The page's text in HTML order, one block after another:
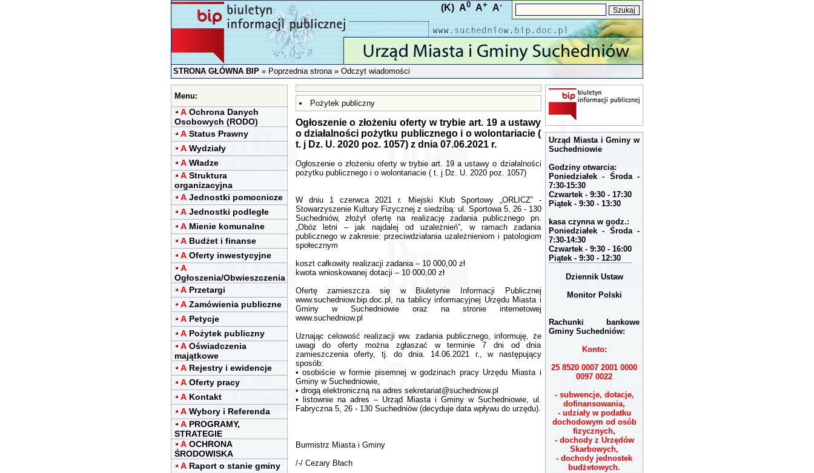
(K) A0 A+ A-
STRONA GŁÓWNA BIP»Poprzednia strona» Odczyt wiadomości
Menu:
A Ochrona Danych
Osobowych (RODO)
A Status Prawny
A Wydziały
A Władze
A Struktura
organizacyjna
A Jednostki pomocnicze
A Jednostki podległe
A Mienie komunalne
A Budżet i finanse
A Oferty inwestycyjne
A
Ogłoszenia/Obwieszczenia
A Przetargi
A Zamówienia publiczne
A Petycje
A Pożytek publiczny
A Oświadczenia
majątkowe
A Rejestry i ewidencje
A Oferty pracy
A Kontakt
A Wybory i Referenda
A PROGRAMY,
STRATEGIE
A OCHRONA
ŚRODOWISKA
A Raport o stanie gminy
Pożytek publiczny
Ogłoszenie o złożeniu oferty w trybie art. 19 a ustawy
o działalności pożytku publicznego i o wolontariacie (
t. j Dz. U. 2020 poz. 1057) z dnia 07.06.2021 r.
Ogłoszenie o złożeniu oferty w trybie art. 19 a ustawy o działalności
pożytku publicznego i o wolontariacie ( t. j Dz. U. 2020 poz. 1057)
W dniu 1 czerwca 2021 r. Miejski Klub Sportowy „ORLICZ” -
Stowarzyszenie Kultury Fizycznej z siedzibą: ul. Sportowa 5, 26 - 130
Suchedniów, złożył ofertę na realizację zadania publicznego pn.
„Obóz letni – jak najdalej od uzależnień”, w ramach zadania
publicznego w zakresie: przeciwdziałania uzależnieniom i patologiom
społecznym
koszt całkowity realizacji zadania – 10 000,00 zł
kwota wnioskowanej dotacji – 10 000,00 zł
Ofertę zamieszcza się w Biuletynie Informacji Publicznej
www.suchedniow.bip.doc.pl, na tablicy informacyjnej Urzędu Miasta i
Gminy w Suchedniowie oraz na stronie internetowej
www.suchedniow.pl
Uznając celowość realizacji ww. zadania publicznego, informuję, że
uwagi do oferty można zgłaszać w terminie 7 dni od dnia
zamieszczenia oferty, tj. do dnia. 14.06.2021 r., w następujący
sposób:
• osobiście w formie pisemnej w godzinach pracy Urzędu Miasta i
Gminy w Suchedniowie,
• drogą elektroniczną na adres sekretariat@suchedniow.pl
• listownie na adres – Urząd Miasta i Gminy w Suchedniowie, ul.
Fabryczna 5, 26 - 130 Suchedniów (decyduje data wpływu do urzędu).
Burmistrz Miasta i Gminy
/-/ Cezary Błach
Urząd Miasta i Gminy w
Suchedniowie
Godziny otwarcia:
Poniedziałek - Środa -
7:30-15:30
Czwartek - 9:30 - 17:30
Piątek - 9:30 - 13:30
kasa czynna w godz.:
Poniedziałek - Środa -
7:30-14:30
Czwartek - 9:30 - 16:00
Piątek - 9:30 - 12:30
Dziennik Ustaw
Monitor Polski
Rachunki bankowe
Gminy Suchedniów:
Konto:
25 8520 0007 2001 0000
0097 0022
- subwencje, dotacje,
dofinansowania,
- udziały w podatku
dochodowym od osób
fizycznych,
- dochody z Urzędów
Skarbowych,
- dochody jednostek
budżetowych.